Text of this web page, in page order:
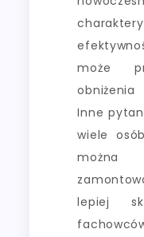
może
Inne
wiele
lepiej